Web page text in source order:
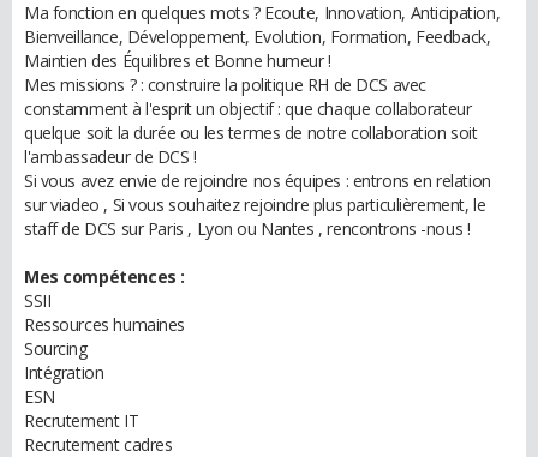
Ma fonction en quelques mots ? Ecoute, Innovation, Anticipation,
Bienveillance, Développement, Evolution, Formation, Feedback,
Maintien des Équilibres et Bonne humeur !
Mes missions ? : construire la politique RH de DCS avec
constamment à l'esprit un objectif : que chaque collaborateur
quelque soit la durée ou les termes de notre collaboration soit
l'ambassadeur de DCS !
Si vous avez envie de rejoindre nos équipes : entrons en relation
sur viadeo , Si vous souhaitez rejoindre plus particulièrement, le
staff de DCS sur Paris , Lyon ou Nantes , rencontrons -nous !
Mes compétences :
SSII
Ressources humaines
Sourcing
Intégration
ESN
Recrutement IT
Recrutement cadres